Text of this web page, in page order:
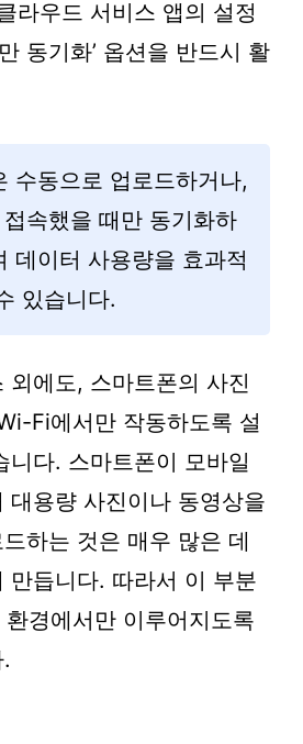
라우드 서비스 앱의 설정
동기화’ 옵션을 반드시 활
수동으로 업로드하거나,
속했을 때만 동기화하
데이터 사용량을 효과적
있습니다.
외에도, 스마트폰의 사진
Fi에서만 작동하도록 설
니다. 스마트폰이 모바일
대용량 사진이나 동영상을
하는 것은 매우 많은 데
만듭니다. 따라서 이 부분
경에서만 이루어지도록